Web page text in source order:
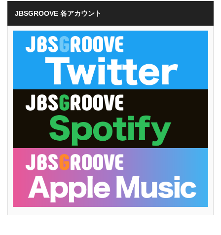
JBSGROOVE 各アカウント